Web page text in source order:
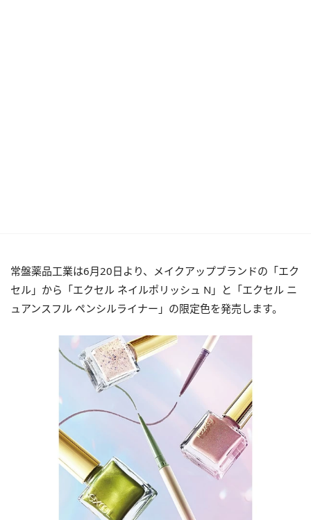
常盤薬品工業は6月20日より、メイクアップブランドの「エク
セル」から「エクセル ネイルポリッシュ N」と「エクセル ニ
ュアンスフル ペンシルライナー」の限定色を発売します。